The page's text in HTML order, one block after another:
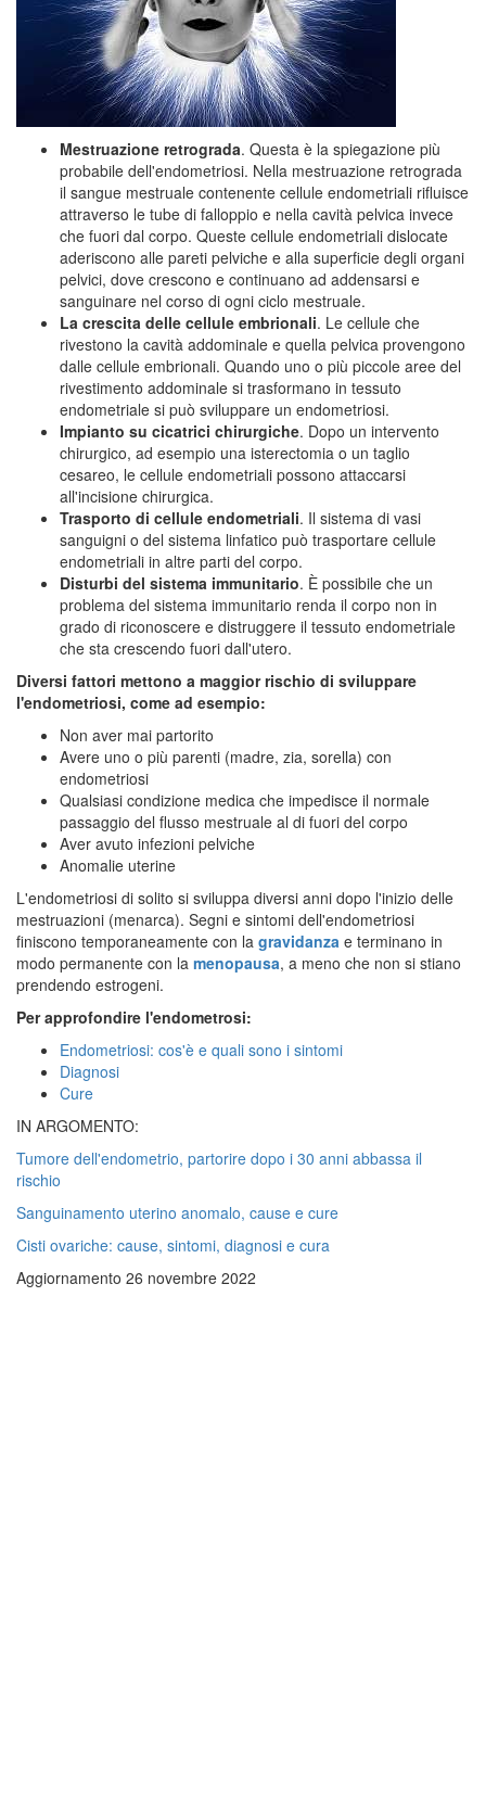
Mestruazione retrograda. Questa è la spiegazione più
probabile dell'endometriosi. Nella mestruazione retrograda
il sangue mestruale contenente cellule endometriali rifluisce
attraverso le tube di falloppio e nella cavità pelvica invece
che fuori dal corpo. Queste cellule endometriali dislocate
aderiscono alle pareti pelviche e alla superficie degli organi
pelvici, dove crescono e continuano ad addensarsi e
sanguinare nel corso di ogni ciclo mestruale.
La crescita delle cellule embrionali. Le cellule che
rivestono la cavità addominale e quella pelvica provengono
dalle cellule embrionali. Quando uno o più piccole aree del
rivestimento addominale si trasformano in tessuto
endometriale si può sviluppare un endometriosi.
Impianto su cicatrici chirurgiche. Dopo un intervento
chirurgico, ad esempio una isterectomia o un taglio
cesareo, le cellule endometriali possono attaccarsi
all'incisione chirurgica.
Trasporto di cellule endometriali. Il sistema di vasi
sanguigni o del sistema linfatico può trasportare cellule
endometriali in altre parti del corpo.
Disturbi del sistema immunitario. È possibile che un
problema del sistema immunitario renda il corpo non in
grado di riconoscere e distruggere il tessuto endometriale
che sta crescendo fuori dall'utero.
Diversi fattori mettono a maggior rischio di sviluppare
l'endometriosi, come ad esempio:
Non aver mai partorito
Avere uno o più parenti (madre, zia, sorella) con
endometriosi
Qualsiasi condizione medica che impedisce il normale
passaggio del flusso mestruale al di fuori del corpo
Aver avuto infezioni pelviche
Anomalie uterine
L'endometriosi di solito si sviluppa diversi anni dopo l'inizio delle
mestruazioni (menarca). Segni e sintomi dell'endometriosi
finiscono temporaneamente con la gravidanza e terminano in
modo permanente con la menopausa, a meno che non si stiano
prendendo estrogeni.
Per approfondire l'endometrosi:
Endometriosi: cos'è e quali sono i sintomi
Diagnosi
Cure
IN ARGOMENTO:
Tumore dell'endometrio, partorire dopo i 30 anni abbassa il
rischio
Sanguinamento uterino anomalo, cause e cure
Cisti ovariche: cause, sintomi, diagnosi e cura
Aggiornamento 26 novembre 2022